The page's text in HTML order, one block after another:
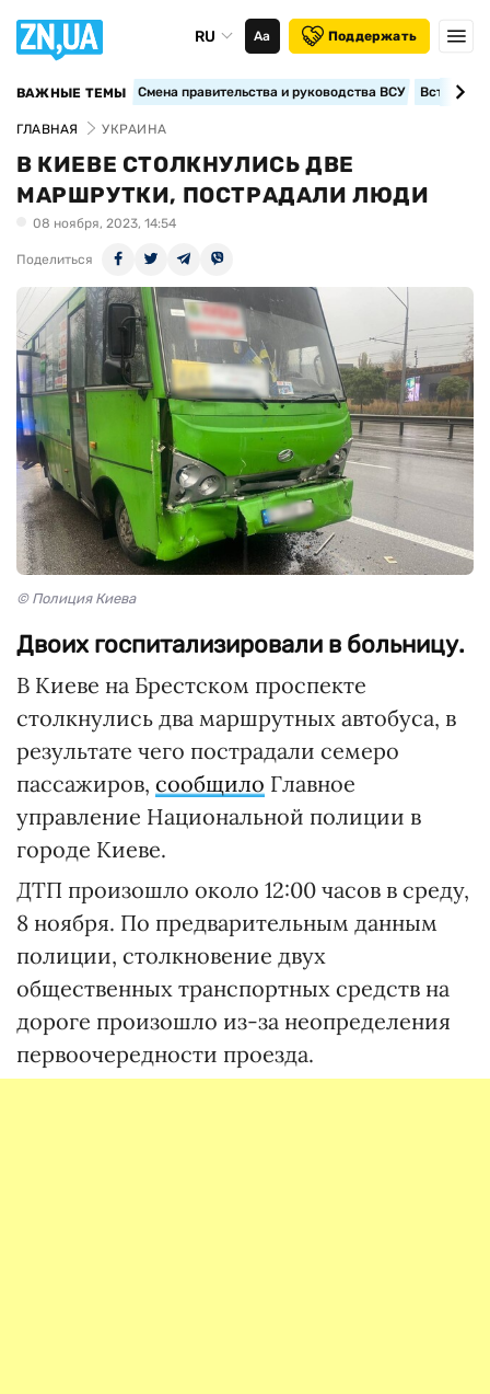
RU Аа Поддержать
ВАЖНЫЕ ТЕМЫ Смена правительства и руководства ВСУ
ГЛАВНАЯ УКРАИНА
В КИЕВЕ СТОЛКНУЛИСЬ ДВЕ
МАРШРУТКИ, ПОСТРАДАЛИ ЛЮДИ
08 ноября, 2023, 14:54
Поделиться
© Полиция Киева
Двоих госпитализировали в больницу.
В Киеве на Брестском проспекте
столкнулись два маршрутных автобуса, в
результате чего пострадали семеро
пассажиров, сообщило Главное
управление Национальной полиции в
городе Киеве.
ДТП произошло около 12:00 часов в среду,
8 ноября. По предварительным данным
полиции, столкновение двух
общественных транспортных средств на
дороге произошло из-за неопределения
первоочередности проезда.